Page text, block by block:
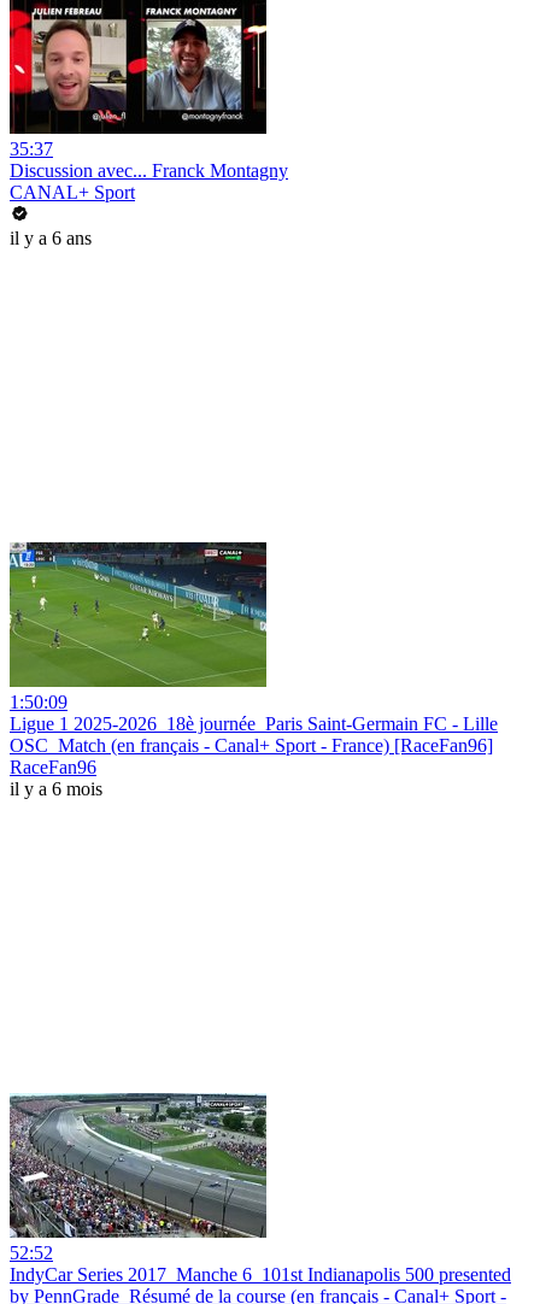
35:37
Discussion avec... Franck Montagny
CANAL+ Sport
il y a 6 ans
1:50:09
Ligue 1 2025-2026_18è journée_Paris Saint-Germain FC - Lille
OSC_Match (en français - Canal+ Sport - France) [RaceFan96]
RaceFan96
il y a 6 mois
52:52
IndyCar Series 2017_Manche 6_101st Indianapolis 500 presented
by PennGrade_Résumé de la course (en français - Canal+ Sport -